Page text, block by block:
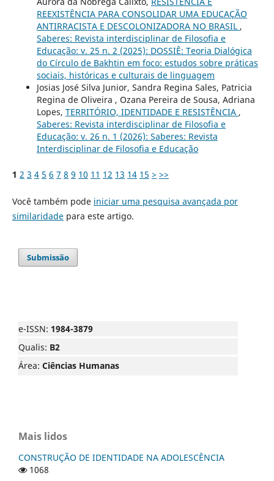
REEXISTÊNCIA PARA CONSOLIDAR UMA EDUCAÇÃO
ANTIRRACISTA E DESCOLONIZADORA NO BRASIL ,
Saberes: Revista interdisciplinar de Filosofia e
Educação: v. 25 n. 2 (2025): DOSSIÊ: Teoria Dialógica
do Círculo de Bakhtin em foco: estudos sobre práticas
sociais, históricas e culturais de linguagem
Josias José Silva Junior, Sandra Regina Sales, Patricia
Regina de Oliveira , Ozana Pereira de Sousa, Adriana
Lopes, TERRITÓRIO, IDENTIDADE E RESISTÊNCIA ,
Saberes: Revista interdisciplinar de Filosofia e
Educação: v. 26 n. 1 (2026): Saberes: Revista
Interdisciplinar de Filosofia e Educação
1 2 3 4 5 6 7 8 9 10 11 12 13 14 15 > >>
Você também pode iniciar uma pesquisa avançada por
similaridadepara este artigo.
Submissão
e-ISSN: 1984-3879
Qualis: B2
Área: Ciências Humanas
Mais lidos
CONSTRUÇÃO DE IDENTIDADE NA ADOLESCÊNCIA
1068